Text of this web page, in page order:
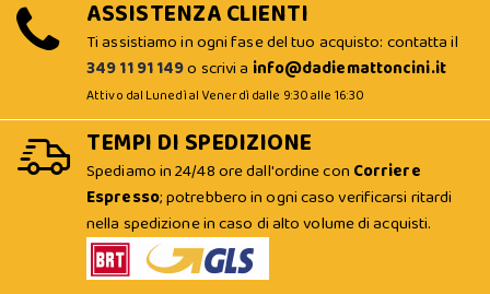
ASSISTENZA CLIENTI
Ti assistiamo in ogni fase del tuo acquisto: contatta il
349 11 91 149o scrivi a info@dadiemattoncini.it
Attivo dal Lunedì al Venerdì dalle 9:30 alle 16:30
TEMPI DI SPEDIZIONE
Spediamo in 24/48 ore dall'ordine con Corriere
Espresso; potrebbero in ogni caso verificarsi ritardi
nella spedizione in caso di alto volume di acquisti.